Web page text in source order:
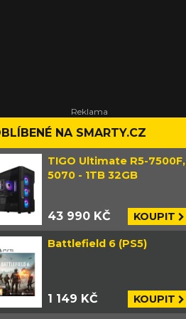
NA SMARTY.CZ
TIGO Ultimate R5-7500F,
5070 - 1TB 32GB
43 990 KČ KOUPIT
Battlefield 6 (PS5)
1 149 KČ KOUPIT